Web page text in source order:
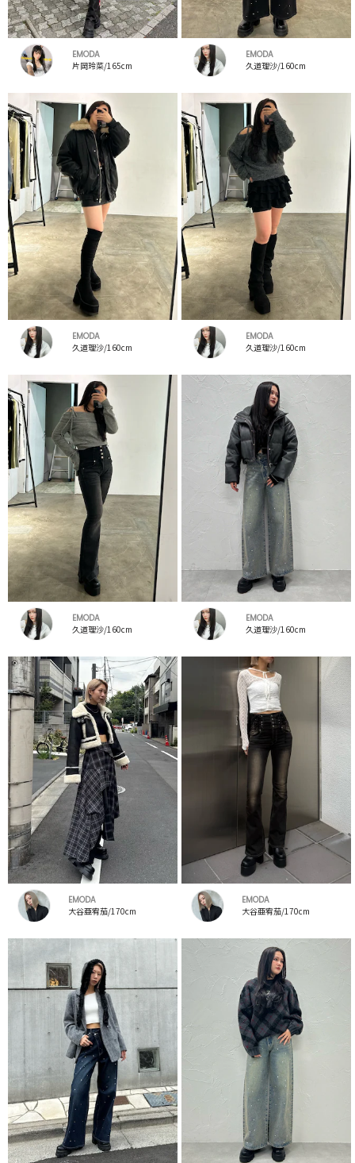
EMODA
片岡玲菜/165cm
EMODA
久道理沙/160cm
EMODA
久道理沙/160cm
EMODA
久道理沙/160cm
EMODA
久道理沙/160cm
EMODA
久道理沙/160cm
EMODA
大谷亜宥茄/170cm
EMODA
大谷亜宥茄/170cm